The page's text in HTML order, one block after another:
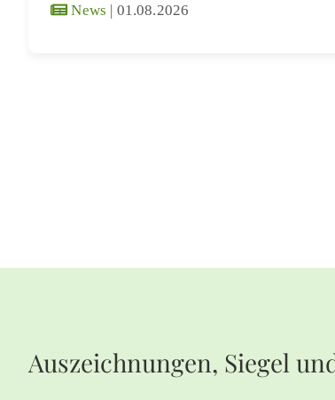
News 01.08.2026
Auszeichnungen, Siegel